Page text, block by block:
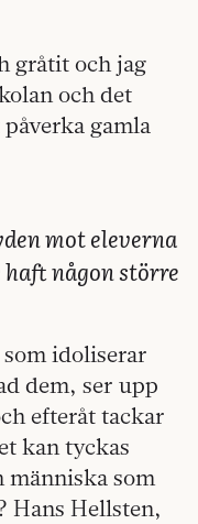
gråtit och jag
och det
gamla
mot eleverna
någon större
idoliserar
dem, ser upp
efteråt tackar
kan tyckas
som
Hans Hellsten,